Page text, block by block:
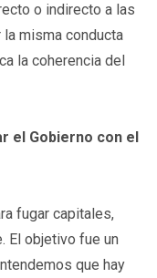
o indirecto a las
misma conducta
la coherencia del
el Gobierno con el
fugar capitales,
El objetivo fue un
que hay